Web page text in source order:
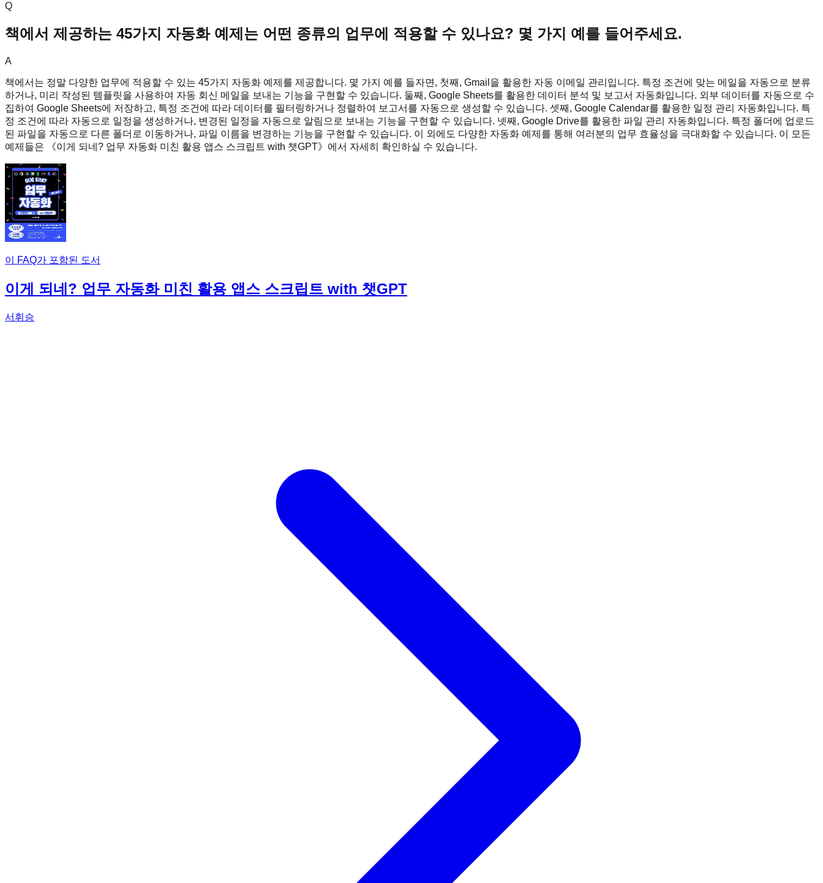
Q
책에서 제공하는 45가지 자동화 예제는 어떤 종류의 업무에 적용할 수 있나요? 몇 가지 예를 들어주세요.
A
책에서는 정말 다양한 업무에 적용할 수 있는 45가지 자동화 예제를 제공합니다. 몇 가지 예를 들자면, 첫째, Gmail을 활용한 자동 이메일 관리입니다. 특정 조건에 맞는 메일을 자동으로 분류
하거나, 미리 작성된 템플릿을 사용하여 자동 회신 메일을 보내는 기능을 구현할 수 있습니다. 둘째, Google Sheets를 활용한 데이터 분석 및 보고서 자동화입니다. 외부 데이터를 자동으로 수
집하여 Google Sheets에 저장하고, 특정 조건에 따라 데이터를 필터링하거나 정렬하여 보고서를 자동으로 생성할 수 있습니다. 셋째, Google Calendar를 활용한 일정 관리 자동화입니다. 특
정 조건에 따라 자동으로 일정을 생성하거나, 변경된 일정을 자동으로 알림으로 보내는 기능을 구현할 수 있습니다. 넷째, Google Drive를 활용한 파일 관리 자동화입니다. 특정 폴더에 업로드
된 파일을 자동으로 다른 폴더로 이동하거나, 파일 이름을 변경하는 기능을 구현할 수 있습니다. 이 외에도 다양한 자동화 예제를 통해 여러분의 업무 효율성을 극대화할 수 있습니다. 이 모든
예제들은 《이게 되네? 업무 자동화 미친 활용 앱스 스크립트 with 챗GPT》에서 자세히 확인하실 수 있습니다.
이 FAQ가 포함된 도서
이게 되네? 업무 자동화 미친 활용 앱스 스크립트 with 챗GPT
서휘승